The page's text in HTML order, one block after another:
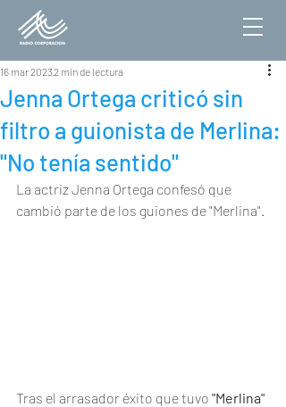
Jenna Ortega criticó sin
filtro a guionista de Merlina:
"No tenía sentido"
16 mar 20232 min de lectura
La actriz Jenna Ortega confesó que
cambió parte de los guiones de "Merlina".
Tras el arrasador éxito que tuvo "Merlina"